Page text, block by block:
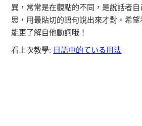
異，常常是在觀點的不同，是說話者
思，用最貼切的語句說出來才對。希
能更了解自他動詞哦！
看上次教學: 日語中的ている用法